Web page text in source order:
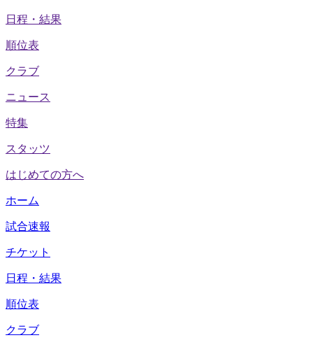
日程・結果
順位表
クラブ
ニュース
特集
スタッツ
はじめての方へ
ホーム
試合速報
チケット
日程・結果
順位表
クラブ